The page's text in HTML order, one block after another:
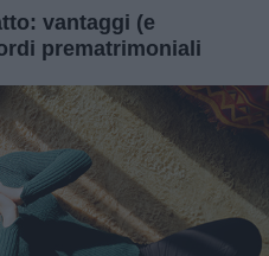
vantaggi (e
prematrimoniali